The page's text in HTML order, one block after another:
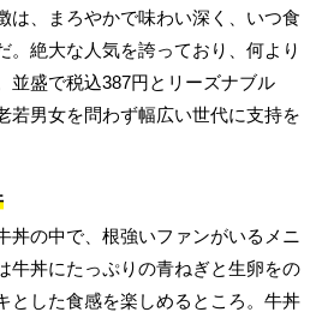
は、まろやかで味わい深く、いつ食
。絶大な人気を誇っており、何より
並盛で税込387円とリーズナブル
若男女を問わず幅広い世代に支持を
丼の中で、根強いファンがいるメニ
牛丼にたっぷりの青ねぎと生卵をの
とした食感を楽しめるところ。牛丼